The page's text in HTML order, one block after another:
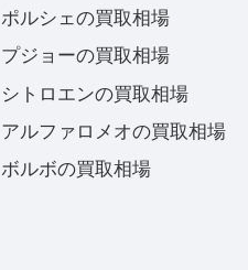
ポルシェの買取相場
プジョーの買取相場
シトロエンの買取相場
アルファロメオの買取相場
ボルボの買取相場